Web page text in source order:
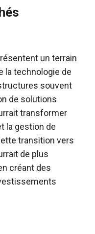
un terrain
la technologie de
souvent
de solutions
transformer
la gestion de
transition vers
de plus
créant des